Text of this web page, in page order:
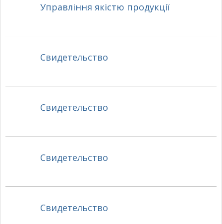
Управління якістю продукції
Свидетельство
Свидетельство
Свидетельство
Свидетельство